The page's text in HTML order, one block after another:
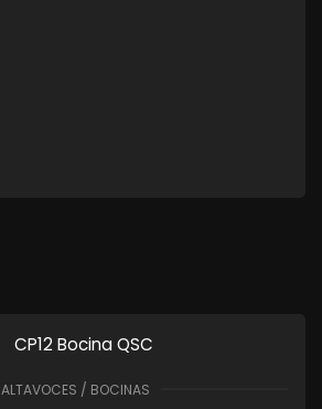
ALTAVOCES / BOCINAS